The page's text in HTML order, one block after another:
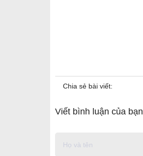
Chia sẻ bài viết:
Viết bình luận của bạn